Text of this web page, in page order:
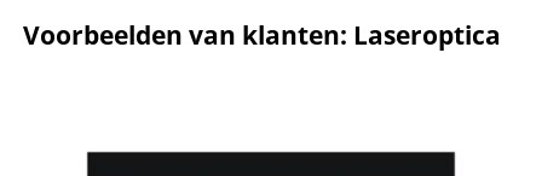
Voorbeelden van klanten: Laseroptica